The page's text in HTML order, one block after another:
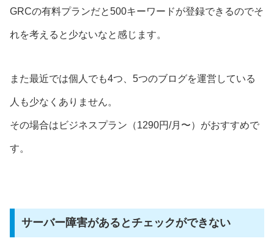
GRCの有料プランだと500キーワードが登録できるのでそ
れを考えると少ないなと感じます。
また最近では個人でも4つ、5つのブログを運営している
人も少なくありません。
その場合はビジネスプラン（1290円/月〜）がおすすめで
す。
サーバー障害があるとチェックができない